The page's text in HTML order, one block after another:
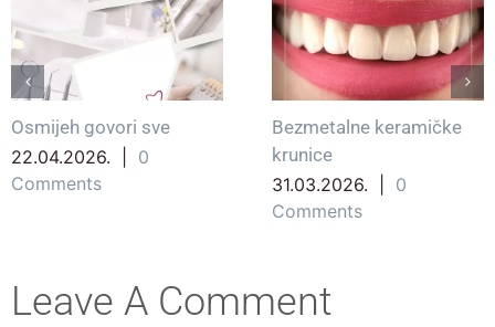
Osmijeh govori sve
22.04.2026.
0
Comments
Bezmetalne keramičke
krunice
31.03.2026.
0
Comments
Leave A Comment